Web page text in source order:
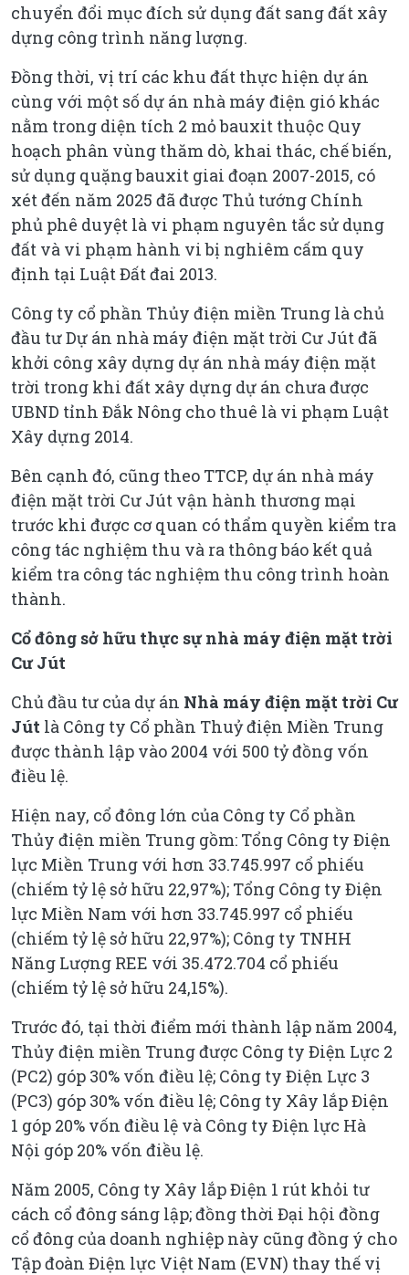
chuyển đổi mục đích sử dụng đất sang đất xây
dựng công trình năng lượng.
Đồng thời, vị trí các khu đất thực hiện dự án
cùng với một số dự án nhà máy điện gió khác
nằm trong diện tích 2 mỏ bauxit thuộc Quy
hoạch phân vùng thăm dò, khai thác, chế biến,
sử dụng quặng bauxit giai đoạn 2007-2015, có
xét đến năm 2025 đã được Thủ tướng Chính
phủ phê duyệt là vi phạm nguyên tắc sử dụng
đất và vi phạm hành vi bị nghiêm cấm quy
định tại Luật Đất đai 2013.
Công ty cổ phần Thủy điện miền Trung là chủ
đầu tư Dự án nhà máy điện mặt trời Cư Jút đã
khởi công xây dựng dự án nhà máy điện mặt
trời trong khi đất xây dựng dự án chưa được
UBND tỉnh Đắk Nông cho thuê là vi phạm Luật
Xây dựng 2014.
Bên cạnh đó, cũng theo TTCP, dự án nhà máy
điện mặt trời Cư Jút vận hành thương mại
trước khi được cơ quan có thẩm quyền kiểm tra
công tác nghiệm thu và ra thông báo kết quả
kiểm tra công tác nghiệm thu công trình hoàn
thành.
Cổ đông sở hữu thực sự nhà máy điện mặt trời
Cư Jút
Chủ đầu tư của dự án Nhà máy điện mặt trời Cư
Jút là Công ty Cổ phần Thuỷ điện Miền Trung
được thành lập vào 2004 với 500 tỷ đồng vốn
điều lệ.
Hiện nay, cổ đông lớn của Công ty Cổ phần
Thủy điện miền Trung gồm: Tổng Công ty Điện
lực Miền Trung với hơn 33.745.997 cổ phiếu
(chiếm tỷ lệ sở hữu 22,97%); Tổng Công ty Điện
lực Miền Nam với hơn 33.745.997 cổ phiếu
(chiếm tỷ lệ sở hữu 22,97%); Công ty TNHH
Năng Lượng REE với 35.472.704 cổ phiếu
(chiếm tỷ lệ sở hữu 24,15%).
Trước đó, tại thời điểm mới thành lập năm 2004,
Thủy điện miền Trung được Công ty Điện Lực 2
(PC2) góp 30% vốn điều lệ; Công ty Điện Lực 3
(PC3) góp 30% vốn điều lệ; Công ty Xây lắp Điện
1 góp 20% vốn điều lệ và Công ty Điện lực Hà
Nội góp 20% vốn điều lệ.
Năm 2005, Công ty Xây lắp Điện 1 rút khỏi tư
cách cổ đông sáng lập; đồng thời Đại hội đồng
cổ đông của doanh nghiệp này cũng đồng ý cho
Tập đoàn Điện lực Việt Nam (EVN) thay thế vị